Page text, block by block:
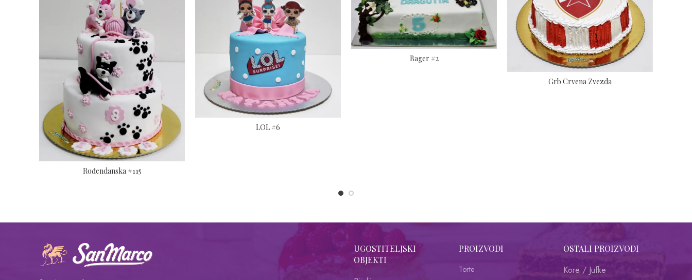
Rođendanska #115
LOL #6
Bager #2
Grb Crvena Zvezda
UGOSTITELJSKI
OBJEKTI
PROIZVODI
Torte
OSTALI PROIZVODI
Kore / Jufke